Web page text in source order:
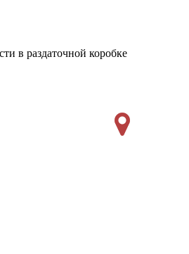
в раздаточной коробке